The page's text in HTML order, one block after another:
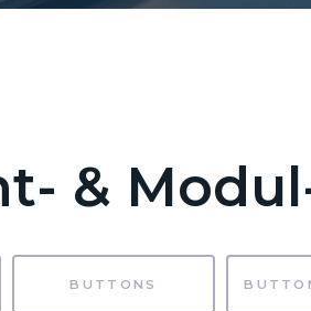
&
BUTTONS